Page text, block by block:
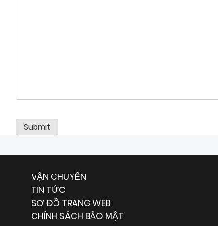
VẬN CHUYỂN
TIN TỨC
SƠ ĐỒ TRANG WEB
CHÍNH SÁCH BẢO MẬT